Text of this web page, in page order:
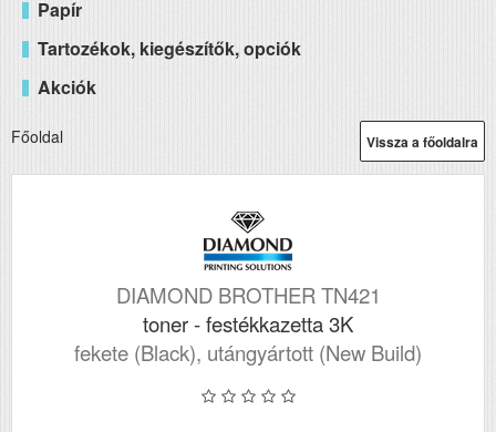
Papír
Tartozékok, kiegészítők, opciók
Akciók
Vissza a főoldalra
Főoldal
DIAMOND BROTHER TN421
toner - festékkazetta 3K
fekete (Black), utángyártott (New Build)